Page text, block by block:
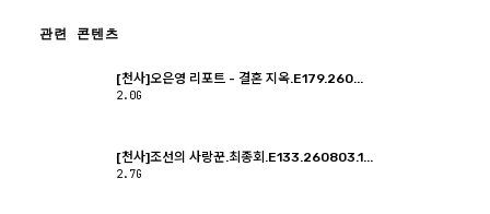
관련 콘텐츠
[천사]오은영 리포트 - 결혼 지옥.E179.260...
2.0G
[천사]조선의 사랑꾼.최종회.E133.260803.1...
2.7G